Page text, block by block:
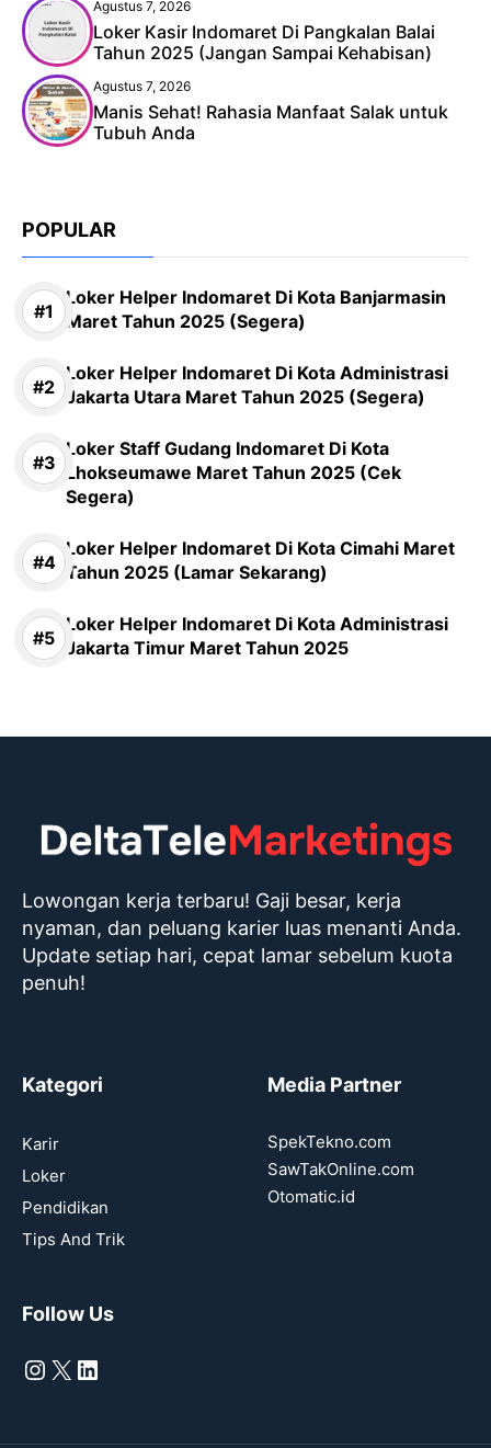
Agustus 7, 2026
Loker Kasir Indomaret Di Pangkalan Balai
Tahun 2025 (Jangan Sampai Kehabisan)
Agustus 7, 2026
Manis Sehat! Rahasia Manfaat Salak untuk
Tubuh Anda
POPULAR
Loker Helper Indomaret Di Kota Banjarmasin
Maret Tahun 2025 (Segera)
Loker Helper Indomaret Di Kota Administrasi
Jakarta Utara Maret Tahun 2025 (Segera)
Loker Staff Gudang Indomaret Di Kota
Lhokseumawe Maret Tahun 2025 (Cek
Segera)
Loker Helper Indomaret Di Kota Cimahi Maret
Tahun 2025 (Lamar Sekarang)
Loker Helper Indomaret Di Kota Administrasi
Jakarta Timur Maret Tahun 2025
Lowongan kerja terbaru! Gaji besar, kerja
nyaman, dan peluang karier luas menanti Anda.
Update setiap hari, cepat lamar sebelum kuota
penuh!
Kategori
Karir
Loker
Pendidikan
Tips And Trik
Media Partner
SpekTekno.com
SawTakOnline.com
Otomatic.id
Follow Us
Instagram
X LinkedIn